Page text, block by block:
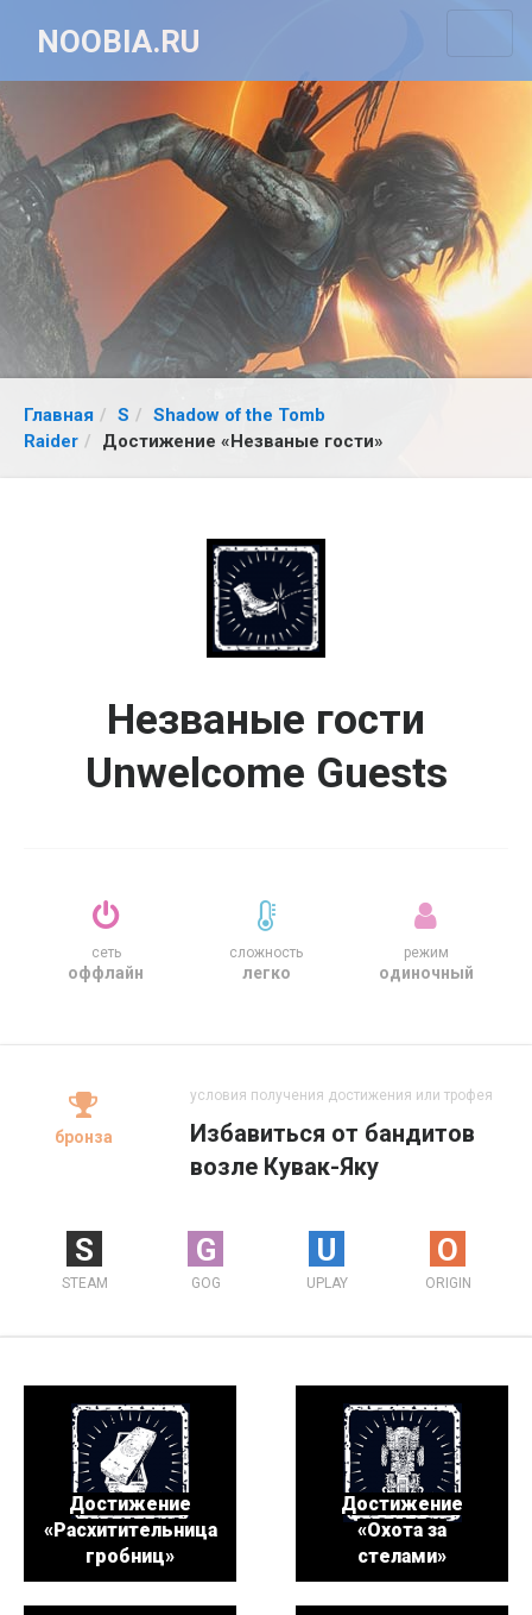
NOOBIA.RU
Главная S
Shadow of the Tomb
Raider
Достижение «Незваные гости»
Незваные гости
Unwelcome Guests
сеть
оффлайн
сложность
легко
режим
одиночный
бронза
условия получения достижения или трофея
Избавиться от бандитов
возле Кувак-Яку
S
STEAM
G
GOG
U
UPLAY
O
ORIGIN
Достижение
«Расхитительница
гробниц»
Достижение
«Охота за
стелами»